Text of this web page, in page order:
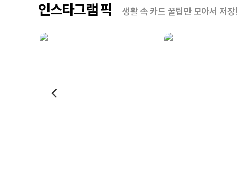
인스타그램 픽 생활 속 카드 꿀팁만 모아서 저장!